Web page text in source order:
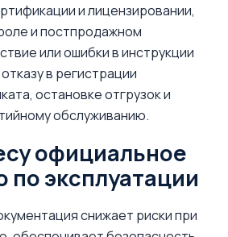
и лицензировании,
и постпродажном
или ошибки в инструкции
в регистрации
остановке отгрузок и
обслуживанию.
официальное
по эксплуатации
снижает риски при